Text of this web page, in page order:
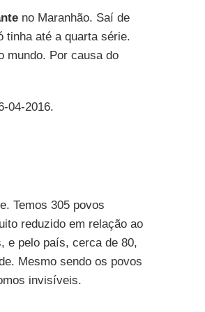
no Maranhão. Saí de
tinha até a quarta série.
mundo. Por causa do
04-2016.
Temos 305 povos
reduzido em relação ao
e pelo país, cerca de 80,
Mesmo sendo os povos
invisíveis.